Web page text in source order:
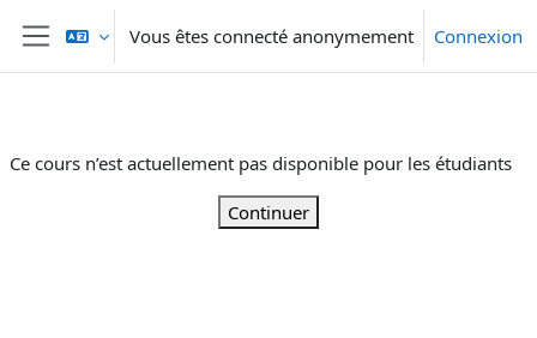
Passer au contenu principal
Panneau latéral
Vous êtes connecté anonymement Connexion
Ce cours n’est actuellement pas disponible pour les étudiants
Continuer